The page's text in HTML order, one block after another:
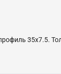
35х7.5.